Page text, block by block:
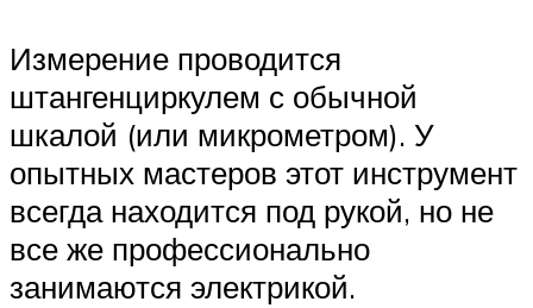
Измерение проводится
штангенциркулем с обычной
шкалой (или микрометром). У
опытных мастеров этот инструмент
всегда находится под рукой, но не
все же профессионально
занимаются электрикой.